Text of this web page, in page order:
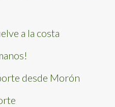
a la costa
desde Morón